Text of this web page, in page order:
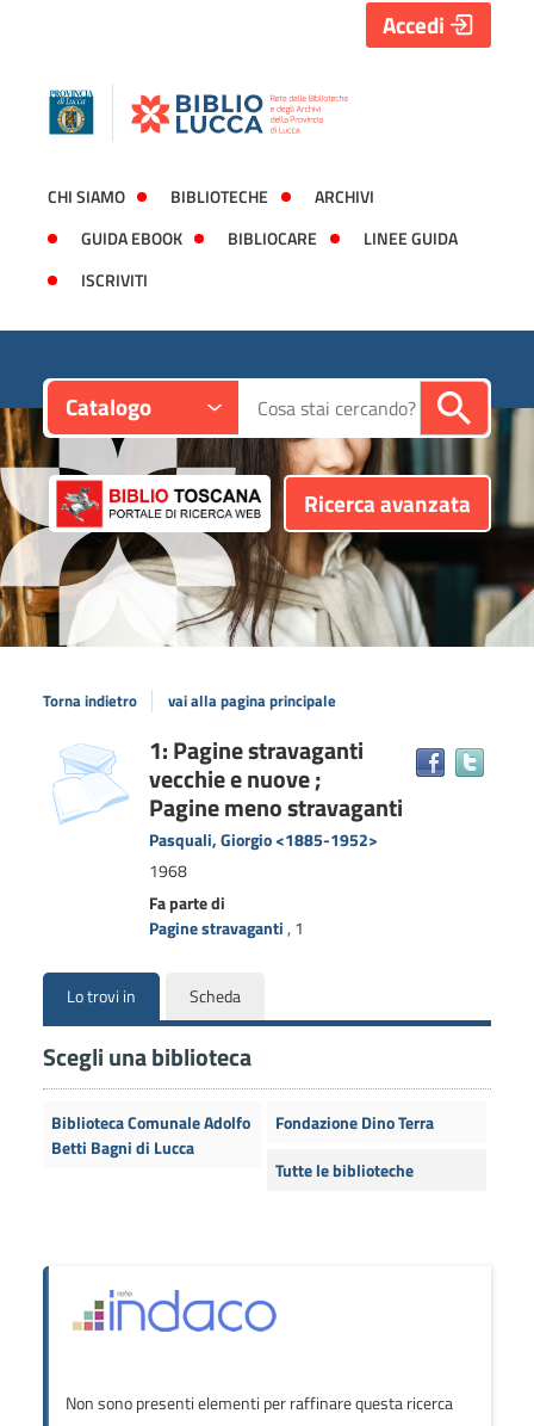
CHI SIAMO BIBLIOTECHE
ARCHIVI
GUIDA EBOOK
BIBLIOCARE
LINEE GUIDA
ISCRIVITI
Accedi
Catalogo Cerca su "Catalogo"
Ricerca avanzata
Torna indietro vai alla pagina principale
Dettaglio
del
documento
copertina 1: Pagine stravaganti
vecchie e nuove ;
Pagine meno stravaganti
Pasquali, Giorgio <1885-1952>
1968
Fa parte di
Pagine stravaganti , 1
Lo trovi in Scheda
Scegli una biblioteca
Biblioteca Comunale Adolfo
Betti Bagni di Lucca
Fondazione Dino Terra
Tutte le biblioteche
Non sono presenti elementi per raffinare questa ricerca